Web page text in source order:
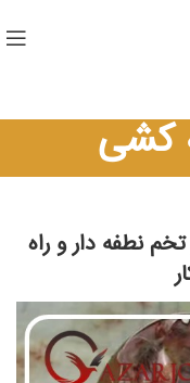
کشی
نطفه دار و راه